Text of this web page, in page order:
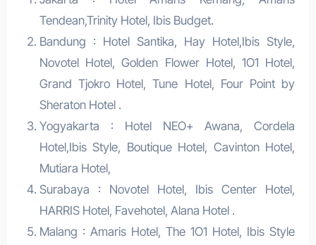
Tendean,Trinity Hotel, Ibis Budget.
Bandung : Hotel Santika, Hay Hotel,Ibis Style,
Novotel Hotel, Golden Flower Hotel, 1O1 Hotel,
Grand Tjokro Hotel, Tune Hotel, Four Point by
Sheraton Hotel .
Yogyakarta : Hotel NEO+ Awana, Cordela
Hotel,Ibis Style, Boutique Hotel, Cavinton Hotel,
Mutiara Hotel,
Surabaya : Novotel Hotel, Ibis Center Hotel,
HARRIS Hotel, Favehotel, Alana Hotel .
Malang : Amaris Hotel, The 1O1 Hotel, Ibis Style